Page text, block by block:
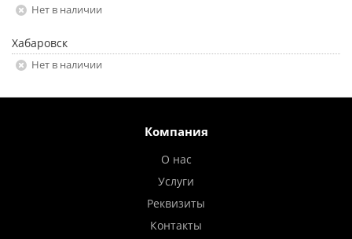
Нет в наличии
Хабаровск
Нет в наличии
Компания
О нас
Услуги
Реквизиты
Контакты